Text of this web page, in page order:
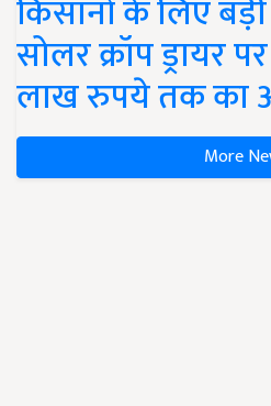
किसानों के लिए
सोलर क्रॉप ड्रायर
लाख रुपये तक का
More